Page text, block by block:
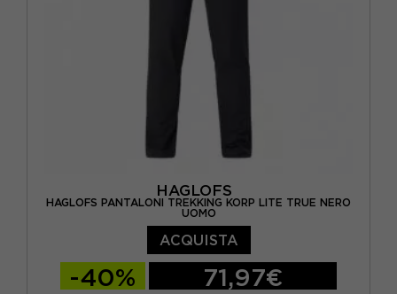
HAGLOFS
HAGLOFS PANTALONI TREKKING KORP LITE TRUE NERO
UOMO
ACQUISTA
-40% 71,97€